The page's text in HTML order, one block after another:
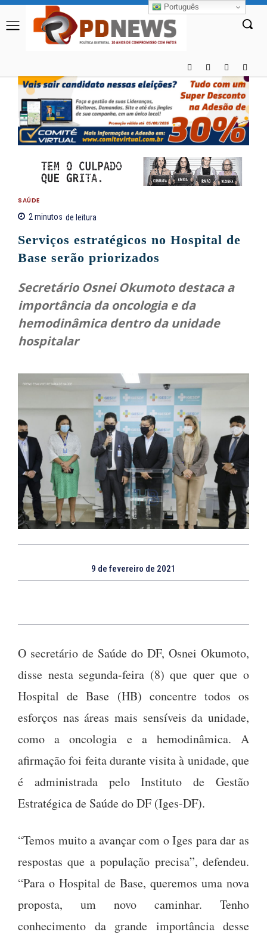
SAÚDE
2minutos de leitura
Serviços estratégicos no Hospital de
Base serão priorizados
Secretário Osnei Okumoto destaca a
importância da oncologia e da
hemodinâmica dentro da unidade
hospitalar
9 de fevereiro de 2021
O secretário de Saúde do DF, Osnei Okumoto,
disse nesta segunda-feira (8) que quer que o
Hospital de Base (HB) concentre todos os
esforços nas áreas mais sensíveis da unidade,
como a oncologia e a hemodinâmica. A
afirmação foi feita durante visita à unidade, que
é administrada pelo Instituto de Gestão
Estratégica de Saúde do DF (Iges-DF).
“Temos muito a avançar com o Iges para dar as
respostas que a população precisa”, defendeu.
“Para o Hospital de Base, queremos uma nova
proposta, um novo caminhar. Tenho
conhecimento da grande importância desse
Português